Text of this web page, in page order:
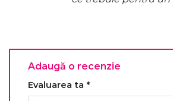
Adaugă o recenzie
Evaluarea ta *